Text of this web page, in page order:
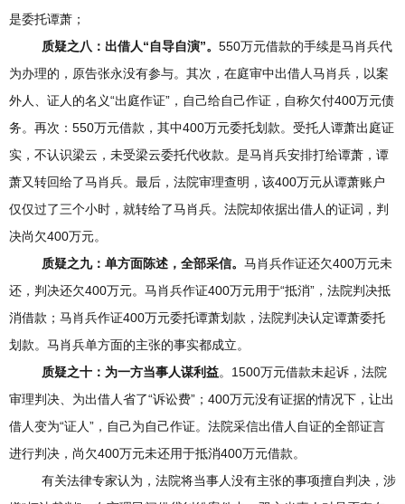
是委托谭萧；
质疑之八：出借人“自导自演”。 550万元借款的手续是马肖兵代
为办理的，原告张永没有参与。其次，在庭审中出借人马肖兵，以案
外人、证人的名义“出庭作证”，自己给自己作证，自称欠付400万元债
务。再次：550万元借款，其中400万元委托划款。受托人谭萧出庭证
实，不认识梁云，未受梁云委托代收款。是马肖兵安排打给谭萧，谭
萧又转回给了马肖兵。最后，法院审理查明，该400万元从谭萧账户
仅仅过了三个小时，就转给了马肖兵。法院却依据出借人的证词，判
决尚欠400万元。
质疑之九：单方面陈述 ，全部采信。 马肖兵作证还欠400万元未
还，判决还欠400万元。马肖兵作证400万元用于“抵消”，法院判决抵
消借款；马肖兵作证400万元委托谭萧划款，法院判决认定谭萧委托
划款。马肖兵单方面的主张的事实都成立。
质疑之十：为一方当事人谋利益。1500万元借款未起诉，法院
审理判决、为出借人省了“诉讼费”；400万元没有证据的情况下，让出
借人变为“证人”，自己为自己作证。法院采信出借人自证的全部证言
进行判决，尚欠400万元未还用于抵消400万元借款。
有关法律专家认为，法院将当事人没有主张的事项擅自判决，涉